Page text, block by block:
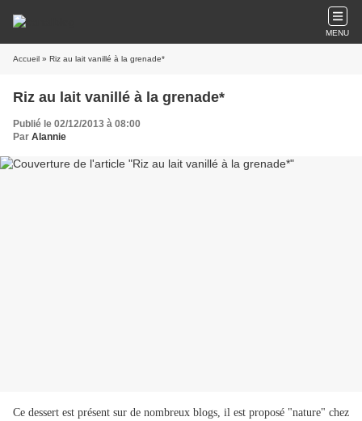
MENU
Accueil » Riz au lait vanillé à la grenade*
Riz au lait vanillé à la grenade*
Publié le 02/12/2013 à 08:00
Par Alannie
Ce dessert est présent sur de nombreux blogs, il est proposé "nature" chez